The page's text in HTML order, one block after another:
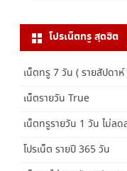
โปรเน็ตทรู สุดฮิต
เน็ตทรู 7 วัน ( รายสัปดาห์
เน็ตรายวัน True
เน็ตทรูรายวัน 1 วัน ไม่ลด
โปรเน็ต รายปี 365 วัน